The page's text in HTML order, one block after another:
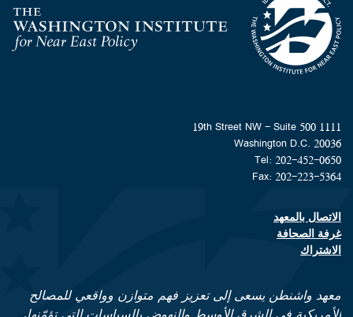
Homepage
1111 19th Street NW - Suite 500
Washington D.C. 20036
Tel: 202-452-0650
Fax: 202-223-5364
Footer contact links
الاتصال بالمعهد
غرفة الصحافة
الاشتراك
معهد واشنطن يسعى إلى تعزيز فهم متوازن وواقعي للمصالح